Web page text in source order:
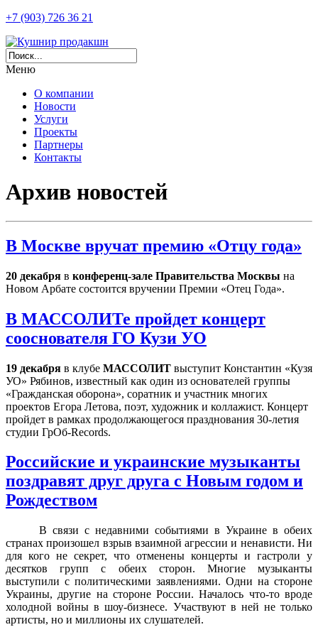
+7 (903) 726 36 21
Меню
О компании
Новости
Услуги
Проекты
Партнеры
Контакты
Архив новостей
В Москве вручат премию «Отцу года»
20 декабря в конференц-зале Правительства Москвы на
Новом Арбате состоится вручении Премии «Отец Года».
В МАССОЛИТе пройдет концерт
сооснователя ГО Кузи УО
19 декабря в клубе МАССОЛИТ выступит Константин «Кузя
УО» Рябинов, известный как один из основателей группы
«Гражданская оборона», соратник и участник многих
проектов Егора Летова, поэт, художник и коллажист. Концерт
пройдет в рамках продолжающегося празднования 30-летия
студии ГрОб-Records.
Российские и украинские музыканты
поздравят друг друга с Новым годом и
Рождеством
В связи с недавними событиями в Украине в обеих
странах произошел взрыв взаимной агрессии и ненависти. Ни
для кого не секрет, что отменены концерты и гастроли у
десятков групп с обеих сторон. Многие музыканты
выступили с политическими заявлениями. Одни на стороне
Украины, другие на стороне России. Началось что-то вроде
холодной войны в шоу-бизнесе. Участвуют в ней не только
артисты, но и миллионы их слушателей.